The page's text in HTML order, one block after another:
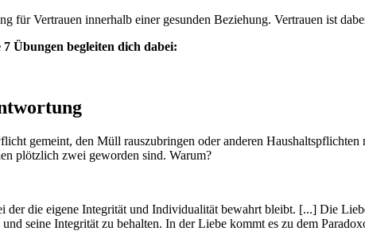
für Vertrauen innerhalb einer gesunden Beziehung. Vertrauen ist
Übungen begleiten dich dabei:
gemeint, den Müll rauszubringen oder anderen
plötzlich zwei geworden sind. Warum?
der die eigene Integrität und Individualität bewahrt bleibt. [...] Die
seine Integrität zu behalten. In der Liebe kommt es zu dem